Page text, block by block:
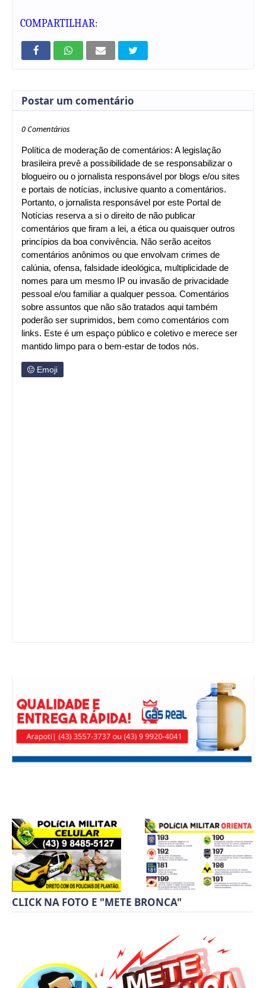
COMPARTILHAR:
Postar um comentário
0 Comentários
Política de moderação de comentários: A legislação
brasileira prevê a possibilidade de se responsabilizar o
blogueiro ou o jornalista responsável por blogs e/ou sites
e portais de notícias, inclusive quanto a comentários.
Portanto, o jornalista responsável por este Portal de
Notícias reserva a si o direito de não publicar
comentários que firam a lei, a ética ou quaisquer outros
princípios da boa convivência. Não serão aceitos
comentários anônimos ou que envolvam crimes de
calúnia, ofensa, falsidade ideológica, multiplicidade de
nomes para um mesmo IP ou invasão de privacidade
pessoal e/ou familiar a qualquer pessoa. Comentários
sobre assuntos que não são tratados aqui também
poderão ser suprimidos, bem como comentários com
links. Este é um espaço público e coletivo e merece ser
mantido limpo para o bem-estar de todos nós.
Emoji
CLICK NA FOTO E "METE BRONCA"